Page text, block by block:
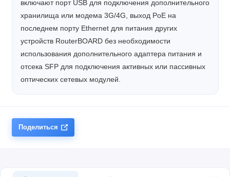
включают порт USB для подключения дополнительного
хранилища или модема 3G/4G, выход PoE на
последнем порту Ethernet для питания других
устройств RouterBOARD без необходимости
использования дополнительного адаптера питания и
отсека SFP для подключения активных или пассивных
оптических сетевых модулей.
Поделиться